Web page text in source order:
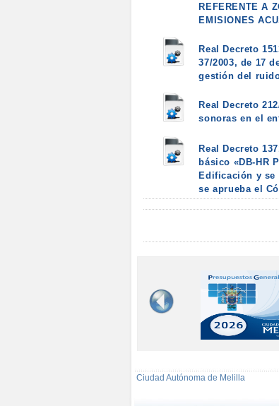
REFERENTE A
EMISIONES
Real Decreto
37/2003, de 17
gestión del
Real Decreto
sonoras en el
Real Decreto
básico «DB-HR
Edificación y se
se aprueba el
Ciudad Autónoma de Melilla